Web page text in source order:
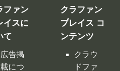
修正依
頼フォ
ーム
お問い
合わせ
ング入
門編
クラウ
ドファ
ンディ